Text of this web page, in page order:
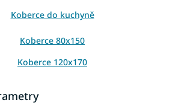
Koberce do kuchyně
Koberce 80x150
Koberce 120x170
Koberce 160x220